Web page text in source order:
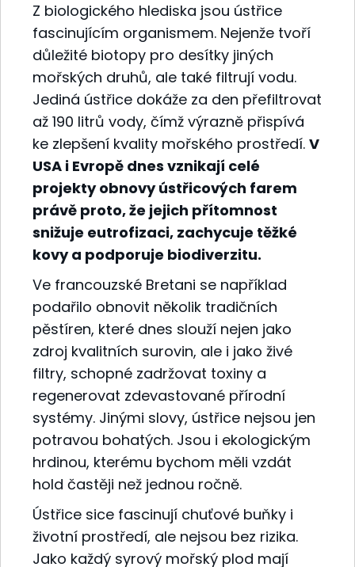
Z biologického hlediska jsou ústřice
fascinujícím organismem. Nejenže tvoří
důležité biotopy pro desítky jiných
mořských druhů, ale také filtrují vodu.
Jediná ústřice dokáže za den přefiltrovat
až 190 litrů vody, čímž výrazně přispívá
ke zlepšení kvality mořského prostředí. V
USA i Evropě dnes vznikají celé
projekty obnovy ústřicových farem
právě proto, že jejich přítomnost
snižuje eutrofizaci, zachycuje těžké
kovy a podporuje biodiverzitu.
Ve francouzské Bretani se například
podařilo obnovit několik tradičních
pěstíren, které dnes slouží nejen jako
zdroj kvalitních surovin, ale i jako živé
filtry, schopné zadržovat toxiny a
regenerovat zdevastované přírodní
systémy. Jinými slovy, ústřice nejsou jen
potravou bohatých. Jsou i ekologickým
hrdinou, kterému bychom měli vzdát
hold častěji než jednou ročně.
Ústřice sice fascinují chuťové buňky i
životní prostředí, ale nejsou bez rizika.
Jako každý syrový mořský plod mají